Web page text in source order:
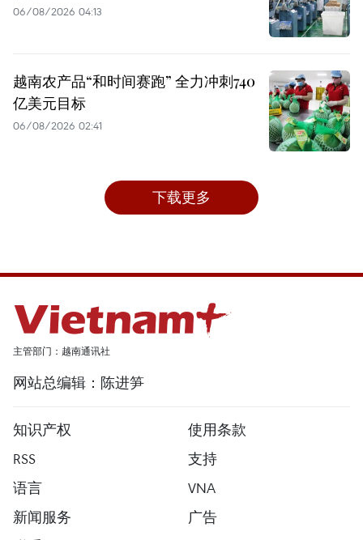
06/08/2026 04:13
越南农产品“和时间赛跑” 全力冲刺740
亿美元目标
06/08/2026 02:41
下载更多
主管部门：越南通讯社
网站总编辑：陈进笋
知识产权
使用条款
RSS
支持
语言
VNA
新闻服务
广告